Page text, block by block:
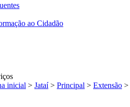
ao Cidadão
inicial > Jataí > Principal > Extensão >